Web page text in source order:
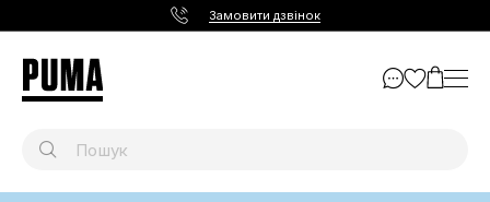
Замовити дзвінок